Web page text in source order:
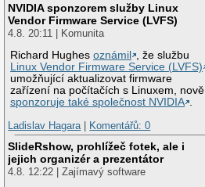
NVIDIA sponzorem služby Linux
Vendor Firmware Service (LVFS)
4.8. 20:11 | Komunita
Richard Hughesoznámil
, že službu
Linux Vendor Firmware Service (LVFS)
umožňující aktualizovat firmware
zařízení na počítačích s Linuxem, nově
sponzoruje také společnost NVIDIA .
Ladislav Hagara| Komentářů: 0
SlideRshow, prohlížeč fotek, ale i
jejich organizér a prezentátor
4.8. 12:22 | Zajímavý software